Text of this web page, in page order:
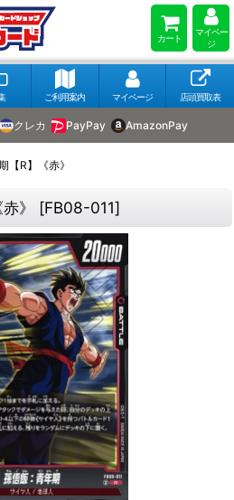
カート
マイペー
ジ
ご利用案内 マイページ 店頭買取表
クレカ PayPay AmazonPay
【R】《赤》
》 [FB08-011]